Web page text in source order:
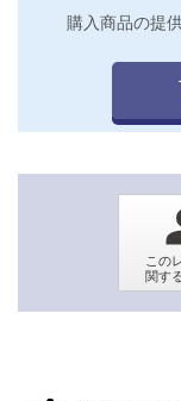
購入商品の提